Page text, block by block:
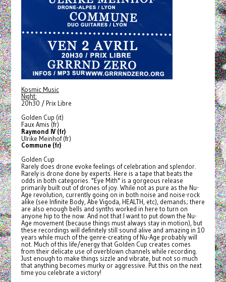
Kosmic Music
Night:
20h30 / Prix Libre
Golden Cup (it)
Faux Amis (fr)
Raymond IV (fr)
Ulrike Meinhof (fr)
Commune (fr)
Golden Cup
Rarely does drone evoke feelings of celebration and splendor.
Rarely is drone done by experts. Here is a tape that beats the
odds in both categories. "Eye Mith" is a gorgeous release
primarily built out of drones of joy. While not as pure as the Nu-
Age revolution, currently going on in both noise and noise-rock
alike (see Infinite Body, Abe Vigoda, HEALTH, etc), demands; there
are also enough bells and synths worked in here to turn on
anyone hip to the now. And not that I want to put down the Nu-
Age movement (because things must always stay in motion), but
these recordings will definitely still sound alive and amazing in 10
years while much of the genre-creating of Nu-Age probably will
not. Much of this life/energy that Golden Cup creates comes
from their delicate use of overblown channels while recording.
Just enough to make things sizzle and vibrate, but not so much
that anything becomes murky or aggressive. Put this on the next
time you celebrate a victory!